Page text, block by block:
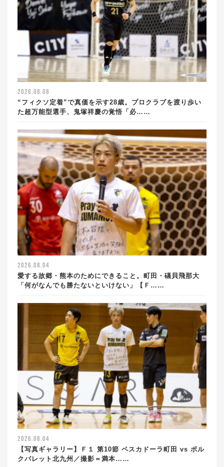
2026.08.08
“フィクソ定着”で真価を示す28歳。プロクラブを渡り歩い
た超万能型選手、鬼塚祥慶の覚悟「必……
2026.08.04
愛する故郷・熊本のためにできること。町田・礒貝飛那大
「何がなんでも勝たないといけない」【Ｆ……
2026.08.04
【写真ギャラリー】Ｆ１ 第10節 ペスカドーラ町田 vs ボル
クバレット北九州／撮影＝満本……